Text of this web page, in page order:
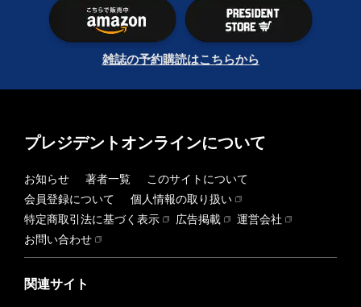
雑誌の予約購読はこちらから
プレジデントオンラインについて
お知らせ 著者一覧
このサイトについて
会員登録について
個人情報の取り扱い
特定商取引法に基づく表示
広告掲載
運営会社
お問い合わせ
関連サイト